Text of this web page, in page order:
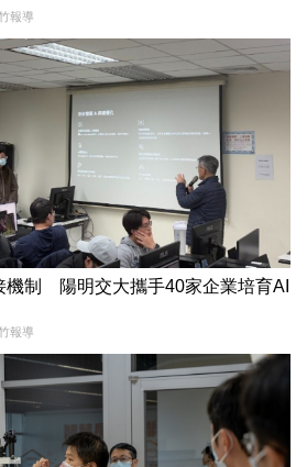
報導
機制 陽明交大攜手40家企業培育AI
報導